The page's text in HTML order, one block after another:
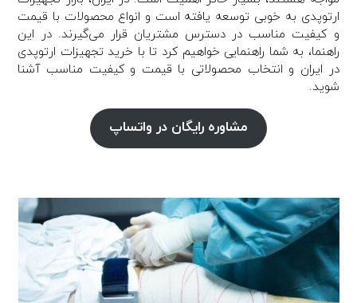
ارتوپدی به خوبی توسعه یافته است و انواع محصولات با قیمت
و کیفیت مناسب در دسترس مشتریان قرار می‌گیرند. در این
راهنما، به شما راهنمایی خواهیم کرد تا با خرید تجهیزات ارتوپدی
در ایران و انتخاب محصولاتی با قیمت و کیفیت مناسب آشنا
شوید.
مشاوره رایگان در واتساپ